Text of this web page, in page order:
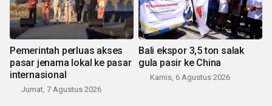
Pemerintah perluas akses
pasar jenama lokal ke pasar
internasional
Jumat, 7 Agustus 2026
Bali ekspor 3,5 ton salak
gula pasir ke China
Kamis, 6 Agustus 2026